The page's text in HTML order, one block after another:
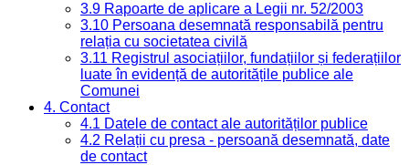
3.9 Rapoarte de aplicare a Legii nr. 52/2003
3.10 Persoana desemnată responsabilă pentru
relația cu societatea civilă
3.11 Registrul asociațiilor, fundațiilor și federațiilor
luate în evidență de autoritățile publice ale
Comunei
4. Contact
4.1 Datele de contact ale autorităților publice
4.2 Relații cu presa - persoană desemnată, date
de contact